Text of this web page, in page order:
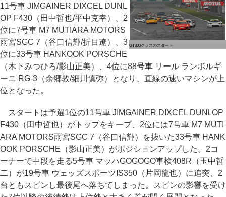
GT300クラスのスタート
11号車 JIMGAINER DIXCEL DUNL
OP F430（田中哲也/平中克幸）、2
位に7号車 M7 MUTIARA MOTORS
雨宮SGC 7（谷口信輝/折目遼）、3
位に33号車 HANKOOK PORSCHE
（木下みつひろ/影山正美）、4位に88号車 リール ランボルギ
ーニ RG-3（余郷敦/細川慎弥）となり、直線の速いマシンが上
位となった。
スタートは予選1位の11号車 JIMGAINER DIXCEL DUNLOP
F430（田中哲也）がトップをキープ、2位には7号車 M7 MUTI
ARA MOTORS雨宮SGC 7（谷口信輝）を抜いた33号車 HANK
OOK PORSCHE（影山正美）がポジションアップした。2コ
ーナーで中段を走る5号車 マッハGOGOGO車検408R（玉中哲
二）が19号車 ウェッズスポーツIS350（片岡龍也）に追突、2
台ともスピンし最後尾へ落ちてしまった。スピンの影響を受け